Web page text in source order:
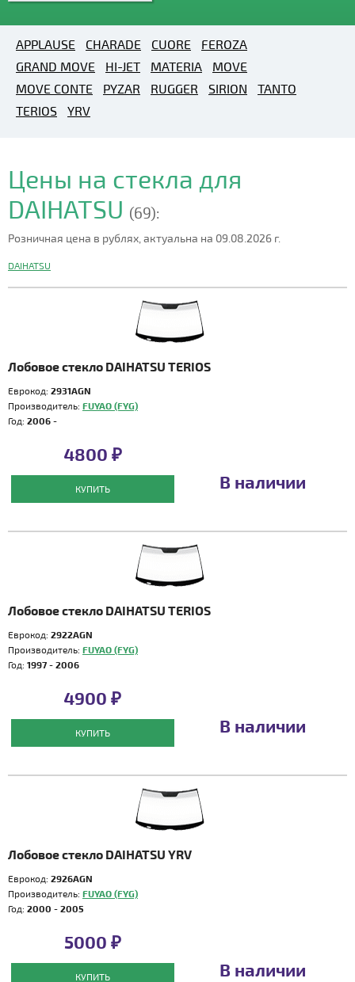
APPLAUSE CHARADE CUORE
FEROZA
GRAND MOVE
HI-JET MATERIA
MOVE
MOVE CONTE
PYZAR RUGGER SIRION
TANTO
TERIOS
YRV
Цены на стекла для
DAIHATSU (69):
Розничная цена в рублях, актуальна на 09.08.2026 г.
DAIHATSU
Лобовое стекло DAIHATSU TERIOS
Еврокод: 2931AGN
Производитель: FUYAO (FYG)
Год: 2006 -
4800 ₽
КУПИТЬ В наличии
Лобовое стекло DAIHATSU TERIOS
Еврокод: 2922AGN
Производитель: FUYAO (FYG)
Год: 1997 - 2006
4900 ₽
КУПИТЬ В наличии
Лобовое стекло DAIHATSU YRV
Еврокод: 2926AGN
Производитель: FUYAO (FYG)
Год: 2000 - 2005
5000 ₽
КУПИТЬ В наличии